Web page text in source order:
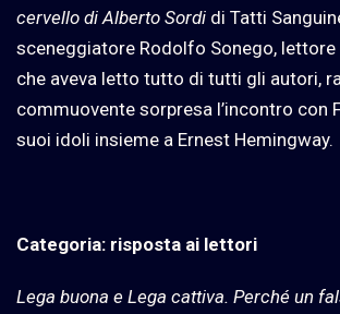
cervello di Alberto Sordi di Tatti
sceneggiatore Rodolfo Sonego,
che aveva letto tutto di tutti gli autori,
commuovente sorpresa l’incontro con
suoi idoli insieme a Ernest Hemingway.
Categoria: risposta ai lettori
Lega buona e Lega cattiva. Perché un